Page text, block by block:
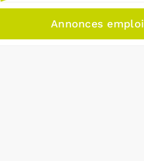
Annonces emploi